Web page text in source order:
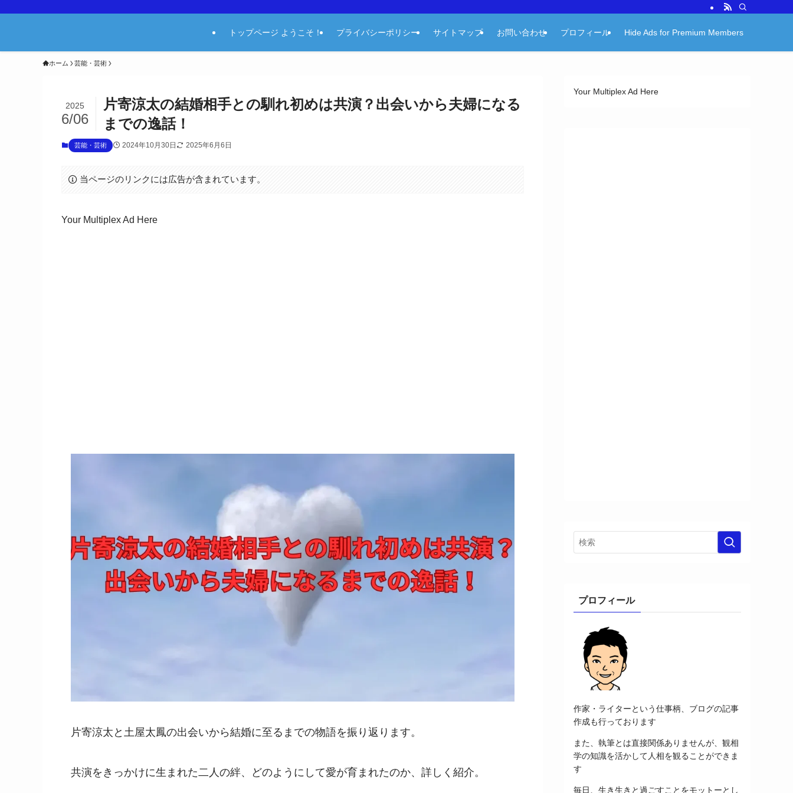
トップページ ようこそ！ プライバシーポリシー サイトマップ お問い合わせ プロフィール Hide Ads for Premium Members
ホーム 芸能・芸術
片寄涼太の結婚相手との馴れ初めは共演？出会いから夫婦になる
までの逸話！
2025
6/06
芸能・芸術 2024年10月30日 2025年6月6日
当ページのリンクには広告が含まれています。
Your Multiplex Ad Here
片寄涼太と土屋太鳳の出会いから結婚に至るまでの物語を振り返ります。
共演をきっかけに生まれた二人の絆、どのようにして愛が育まれたのか、詳しく紹介。
Your Multiplex Ad Here
プロフィール
作家・ライターという仕事柄、ブログの記事
作成も行っております
また、執筆とは直接関係ありませんが、観相
学の知識を活かして人相を観ることができま
す
毎日、生き生きと過ごすことをモットーとし